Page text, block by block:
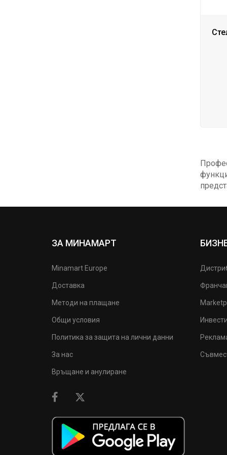
ЗА МИНАМАРТ
Minamart Europe
Доставка
Методи на плащане
Общи условия
Политика за защита на лични данни
За нас
Връщане и анулиране